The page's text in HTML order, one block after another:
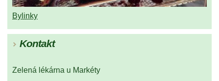
Bylinky
Kontakt
Zelená lékárna u Markéty